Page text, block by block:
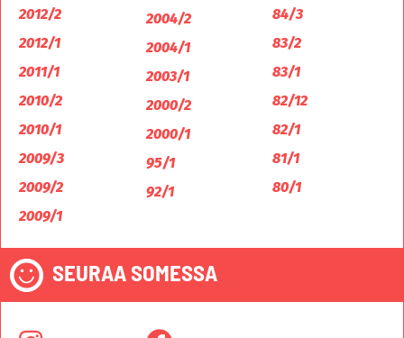
2012/2
2012/1
2011/1
2010/2
2010/1
2009/3
2009/2
2009/1
2004/2
2004/1
2003/1
2000/2
2000/1
95/1
92/1
84/3
83/2
83/1
82/12
82/1
81/1
80/1
SEURAA SOMESSA